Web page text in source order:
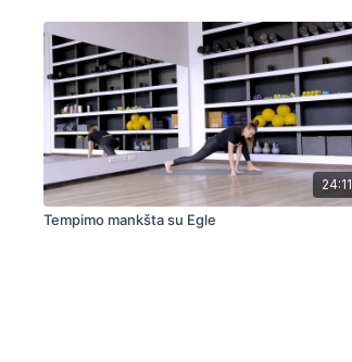
24:11
Tempimo mankšta su Egle